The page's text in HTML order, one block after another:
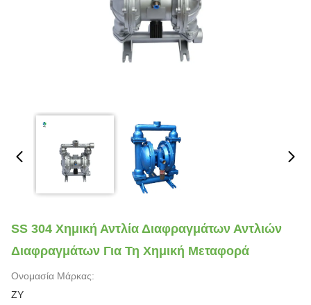
SS 304 Χημική Αντλία Διαφραγμάτων Αντλιών
Διαφραγμάτων Για Τη Χημική Μεταφορά
Ονομασία Μάρκας:
ZY